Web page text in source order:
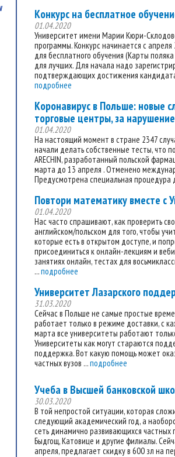
Конкурс на бесплатное
01.04.2020
Университет имени Марии Кюри-
программы. Конкурс начинается с
для бесплатного обучения (Карты
для лучших. Для начала надо
подтверждающих достижения
подробнее
Коронавирус в Польше: новые
торговые центры, за
01.04.2020
На настоящий момент в стране 2347
начали делать собственные тесты, что
ARECHIN, разработанный польской
марта до 13 апреля . Отменено
Предусмотрена специальная
Повтори математику вместе с
01.04.2020
Нас часто спрашивают, как проверить
английском/польском для того, чтобы
которые есть в открытом доступе, и
присоединиться к онлайн-лекциям и
занятиях онлайн, тестах для
...подробнее
Университет Лазарского
31.03.2020
Сейчас в Польше не самые простые
работает только в режиме доставки, с
марта все университеты работают
Университеты как могут стараются
поддержка. Вот какую помощь может
частных вузов ...подробнее
Учеба в Высшей банковской
30.03.2020
В той непростой ситуации, которая
следующий академический год, а
сеть динамично развивающихся частных
Быдгощ, Катовице и другие филиалы.
апреля, предлагает скидку в 600 зл на